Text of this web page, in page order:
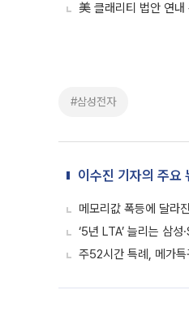
美 클래리티 법안 연
#삼성전자
이수진 기자의 주요
메모리값 폭등에 달라
‘5년 LTA’ 늘리는 삼
주52시간 특례, 메가